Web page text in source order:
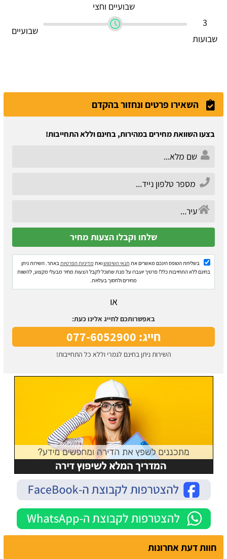
שבועיים וחצי
3
שבועות
שבועיים
השאירו פרטים ונחזור בהקדם
בצעו השוואת מחירים במהירות, בחינם וללא התחייבות!
בשליחת הטופס הינכם מאשרים את תנאי השימושואת מדיניות הפרטיותבאתר. השירות ניתן
בחינם ללא התחייבות כלל! פרטיך יועברו על מנת שתוכל לקבל הצעות מחיר מבעלי מקצוע, להשוות
מחירים ולחסוך בעלויות.
או
באפשרותכם לחייג אלינו כעת:
חייג: 077-6052900
השירות ניתן בחינם לגמרי וללא כל התחייבות!
חוות דעת אחרונות